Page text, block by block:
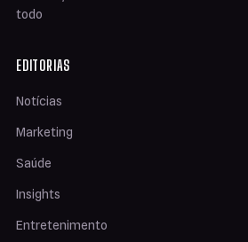
todo
EDITORIAS
Notícias
Marketing
Saúde
Insights
Entretenimento